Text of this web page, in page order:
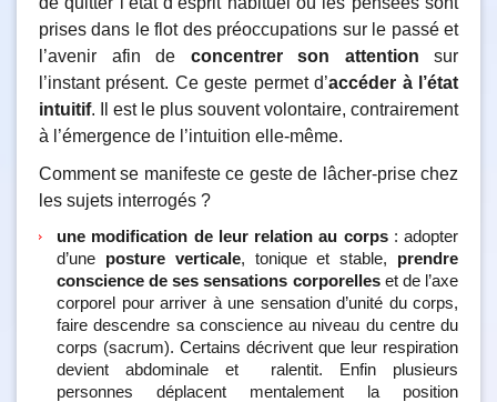
prises dans le flot des préoccupations sur le passé et
l’avenir afin de concentrer son attention sur
l’instant présent. Ce geste permet d’accéder à l’état
intuitif. Il est le plus souvent volontaire, contrairement
à l’émergence de l’intuition elle-même.
Comment se manifeste ce geste de lâcher-prise chez
les sujets interrogés ?
une modification de leur relation au corps: adopter
d’une posture verticale, tonique et stable, prendre
conscience de ses sensations corporelleset de l’axe
corporel pour arriver à une sensation d’unité du corps,
faire descendre sa conscience au niveau du centre du
corps (sacrum). Certains décrivent que leur respiration
devient abdominale et ralentit. Enfin plusieurs
personnes déplacent mentalement la position